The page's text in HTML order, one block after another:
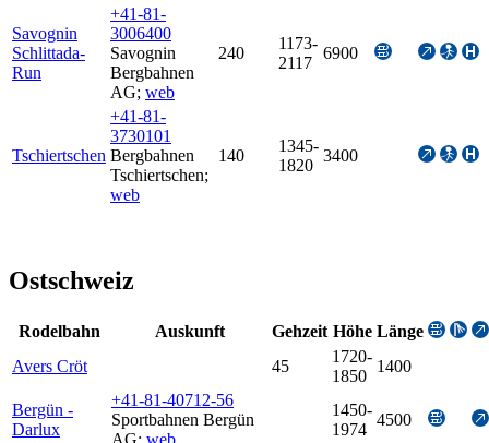
Savognin
Schlittada-
Run
+41-81-
3006400
Savognin
Bergbahnen
AG; web
240
1173-
2117
6900
Tschiertschen
+41-81-
3730101
Bergbahnen
Tschiertschen;
web
140
1345-
1820
3400
Ostschweiz
Rodelbahn Auskunft Gehzeit Höhe Länge
Avers Cröt
45
1720-
1850
1400
Bergün -
Darlux
+41-81-40712-56
Sportbahnen Bergün
1450-
1974
4500